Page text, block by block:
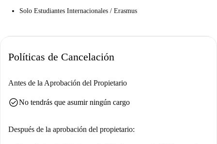
Solo Estudiantes Internacionales / Erasmus
Políticas de Cancelación
Antes de la Aprobación del Propietario
check_circleNo tendrás que asumir ningún cargo
Después de la aprobación del propietario: